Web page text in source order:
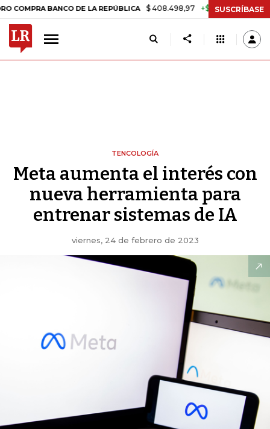
BANCO DE LA REPÚBLICA $ 408.498,97 +$ 8.753,81 +2,19%
SUSCRÍBASE
TENCOLOGÍA
Meta aumenta el interés con
nueva herramienta para
entrenar sistemas de IA
viernes, 24 de febrero de 2023